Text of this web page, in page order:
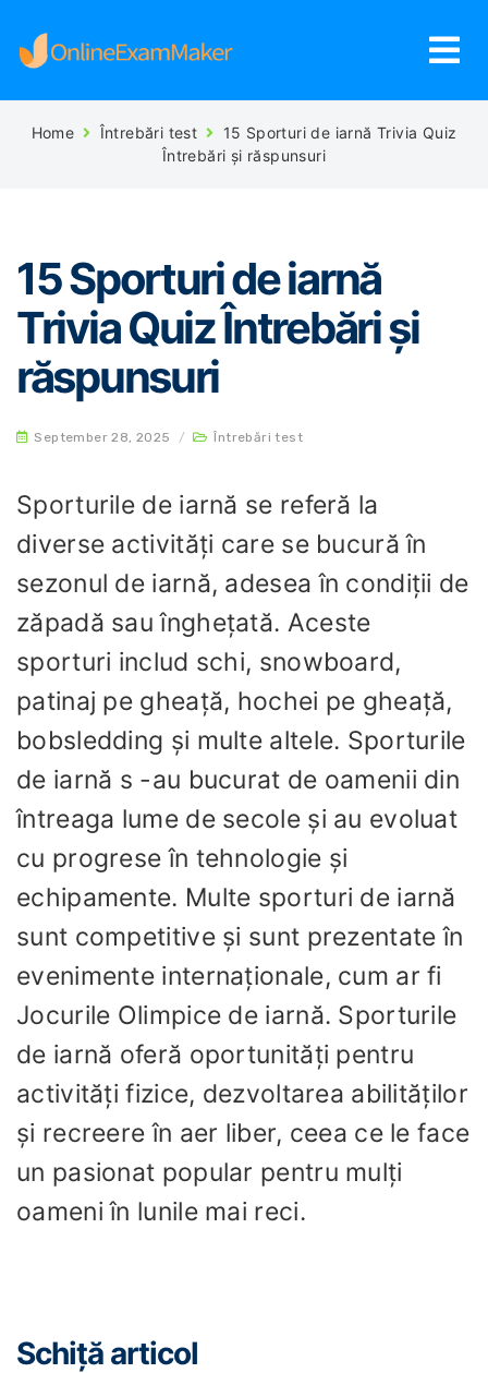
Home Întrebări test
15 Sporturi de iarnă Trivia Quiz
Întrebări și răspunsuri
15 Sporturi de iarnă
Trivia Quiz Întrebări și
răspunsuri
September 28, 2025 / Întrebări test
Sporturile de iarnă se referă la
diverse activități care se bucură în
sezonul de iarnă, adesea în condiții de
zăpadă sau înghețată. Aceste
sporturi includ schi, snowboard,
patinaj pe gheață, hochei pe gheață,
bobsledding și multe altele. Sporturile
de iarnă s -au bucurat de oamenii din
întreaga lume de secole și au evoluat
cu progrese în tehnologie și
echipamente. Multe sporturi de iarnă
sunt competitive și sunt prezentate în
evenimente internaționale, cum ar fi
Jocurile Olimpice de iarnă. Sporturile
de iarnă oferă oportunități pentru
activități fizice, dezvoltarea abilităților
și recreere în aer liber, ceea ce le face
un pasionat popular pentru mulți
oameni în lunile mai reci.
Schiță articol